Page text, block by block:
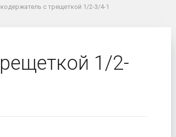
с трещеткой 1/2-3/4-1
1/2-